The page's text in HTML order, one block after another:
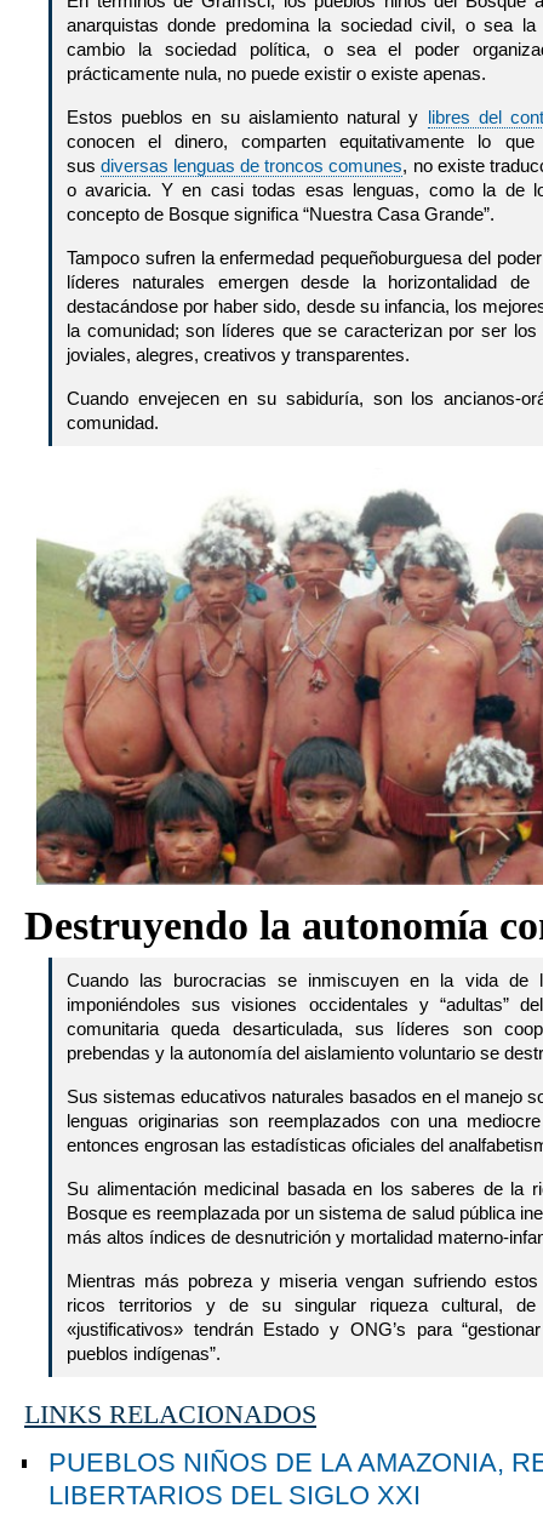
anarquistas donde predomina la sociedad civil, o sea la
cambio la sociedad política, o sea el poder
prácticamente nula, no puede existir o existe apenas.
Estos pueblos en su aislamiento natural y
libres del
conocen el dinero, comparten equitativamente lo
susdiversas lenguas de troncos comunes, no existe
o avaricia. Y en casi todas esas lenguas, como la de
concepto de Bosque significa “Nuestra Casa Grande”.
Tampoco sufren la enfermedad pequeñoburguesa del
líderes naturales emergen desde la horizontalidad de
destacándose por haber sido, desde su infancia, los
la comunidad; son líderes que se caracterizan por ser
joviales, alegres, creativos y transparentes.
Cuando envejecen en su sabiduría, son los ancianos-
comunidad.
Destruyendo la autonomía
Cuando las burocracias se inmiscuyen en la vida de
imponiéndoles sus visiones occidentales y “adultas”
comunitaria queda desarticulada, sus líderes son
prebendas y la autonomía del aislamiento voluntario se
Sus sistemas educativos naturales basados en el manejo
lenguas originarias son reemplazados con una
entonces engrosan las estadísticas oficiales del
Su alimentación medicinal basada en los saberes de la
Bosque es reemplazada por un sistema de salud pública
más altos índices de desnutrición y mortalidad materno-
Mientras más pobreza y miseria vengan sufriendo
ricos territorios y de su singular riqueza cultural,
«justificativos» tendrán Estado y ONG’s para
pueblos indígenas”.
LINKS RELACIONADOS
PUEBLOS NIÑOS DE LA AMAZONIA,
LIBERTARIOS DEL SIGLO XXI